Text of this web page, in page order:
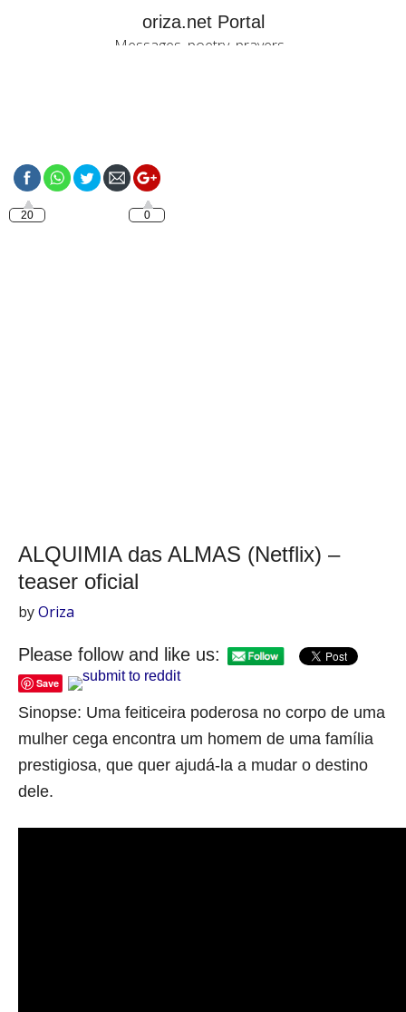
oriza.net Portal
Messages, poetry, prayers...
ALQUIMIA das ALMAS (Netflix) –
teaser oficial
byOriza
Please follow and like us:
Save
Sinopse: Uma feiticeira poderosa no corpo de uma
mulher cega encontra um homem de uma família
prestigiosa, que quer ajudá-la a mudar o destino
dele.
20 0
almas-netflix